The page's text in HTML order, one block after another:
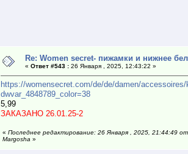
Re: Women secret- пижамки и нижнее
« Ответ #543 :26 Января , 2025, 12:43:22 »
https://womensecret.com/de/de/damen/
dwvar_4848789_color=38
5,99
ЗАКАЗАНО 26.01.25-2
« Последнее редактирование: 26 Января , 2025, 21:44:49 от
Margosha »